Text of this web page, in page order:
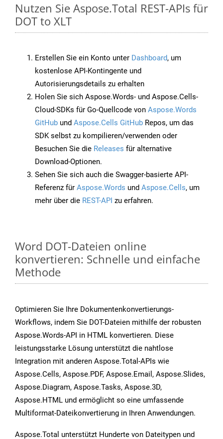
Nutzen Sie Aspose.Total REST-APIs für
DOT to XLT
Erstellen Sie ein Konto unter Dashboard, um
kostenlose API-Kontingente und
Autorisierungsdetails zu erhalten
Holen Sie sich Aspose.Words- und Aspose.Cells-
Cloud-SDKs für Go-Quellcode von Aspose.Words
GitHub und Aspose.Cells GitHub Repos, um das
SDK selbst zu kompilieren/verwenden oder
Besuchen Sie die Releases für alternative
Download-Optionen.
Sehen Sie sich auch die Swagger-basierte API-
Referenz für Aspose.Words und Aspose.Cells, um
mehr über die REST-API zu erfahren.
Word DOT-Dateien online
konvertieren: Schnelle und einfache
Methode
Optimieren Sie Ihre Dokumentenkonvertierungs-
Workflows, indem Sie DOT-Dateien mithilfe der robusten
Aspose.Words-API in HTML konvertieren. Diese
leistungsstarke Lösung unterstützt die nahtlose
Integration mit anderen Aspose.Total-APIs wie
Aspose.Cells, Aspose.PDF, Aspose.Email, Aspose.Slides,
Aspose.Diagram, Aspose.Tasks, Aspose.3D,
Aspose.HTML und ermöglicht so eine umfassende
Multiformat-Dateikonvertierung in Ihren Anwendungen.
Aspose.Total unterstützt Hunderte von Dateitypen und